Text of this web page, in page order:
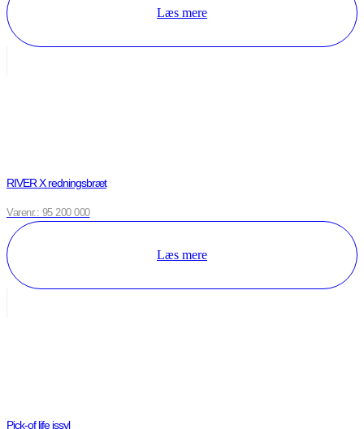
Læs mere
RIVER X redningsbræt
Varenr.: 95 200 000
Læs mere
Pick-of life issyl